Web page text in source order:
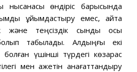
нысанасы өндіріс барысында
ұйымдастыру емес, қайта
және теңсіздік сынды осы
табылады. Алдыңғы екі
болған үшінші түрдегі көзқарас
мен қажетін қанағаттандыру